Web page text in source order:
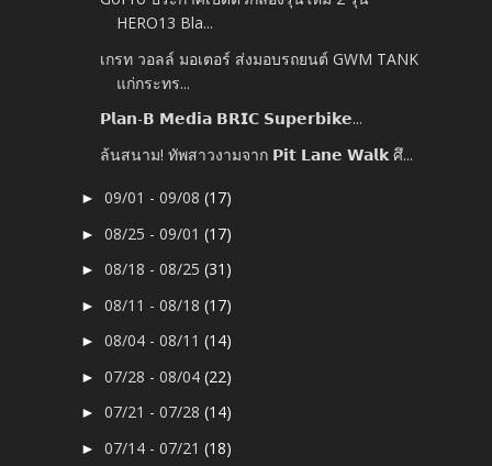
HERO13 Bla...
เกรท วอลล์ มอเตอร์ ส่งมอบรถยนต์ GWM TANK
แก่กระทร...
𝗣𝗹𝗮𝗻-𝗕 𝗠𝗲𝗱𝗶𝗮 𝗕𝗥𝗜𝗖 𝗦𝘂𝗽𝗲𝗿𝗯𝗶𝗸𝗲...
ล้นสนาม! ทัพสาวงามจาก 𝗣𝗶𝘁 𝗟𝗮𝗻𝗲 𝗪𝗮𝗹𝗸 ศึ...
►09/01 - 09/08(17)
►08/25 - 09/01(17)
►08/18 - 08/25(31)
►08/11 - 08/18(17)
►08/04 - 08/11(14)
►07/28 - 08/04(22)
►07/21 - 07/28(14)
►07/14 - 07/21(18)